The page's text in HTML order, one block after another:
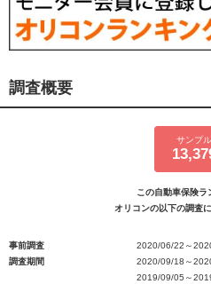
調査概要
サンプ
この自動車保険ラ
オリコンの以下の調査
事前調査
2020/06/22～
調査期間
2020/09/18～
2019/09/05～